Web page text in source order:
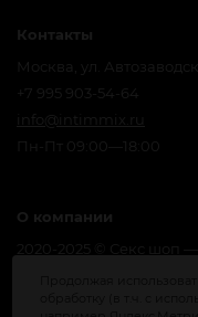
Контакты
Москва, ул.
+7 995 903-54-64
info@intimmix.ru
Пн-Пт 09:00—18:00
О компании